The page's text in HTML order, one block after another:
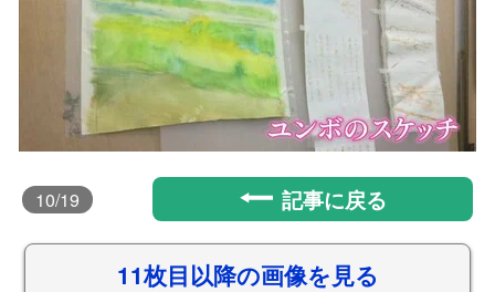
10/19 記事に戻る
11枚目以降の画像を見る